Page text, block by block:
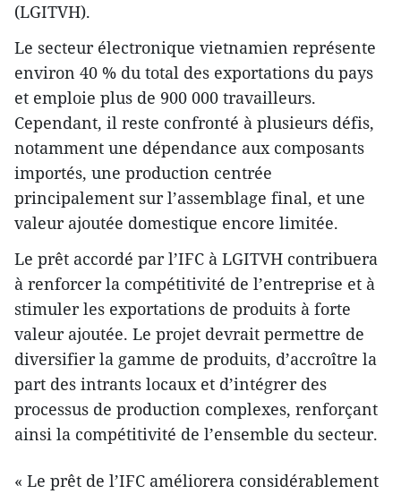
(LGITVH).
Le secteur électronique vietnamien représente
environ 40 % du total des exportations du pays
et emploie plus de 900 000 travailleurs.
Cependant, il reste confronté à plusieurs défis,
notamment une dépendance aux composants
importés, une production centrée
principalement sur l’assemblage final, et une
valeur ajoutée domestique encore limitée.
Le prêt accordé par l’IFC à LGITVH contribuera
à renforcer la compétitivité de l’entreprise et à
stimuler les exportations de produits à forte
valeur ajoutée. Le projet devrait permettre de
diversifier la gamme de produits, d’accroître la
part des intrants locaux et d’intégrer des
processus de production complexes, renforçant
ainsi la compétitivité de l’ensemble du secteur.
« Le prêt de l’IFC améliorera considérablement